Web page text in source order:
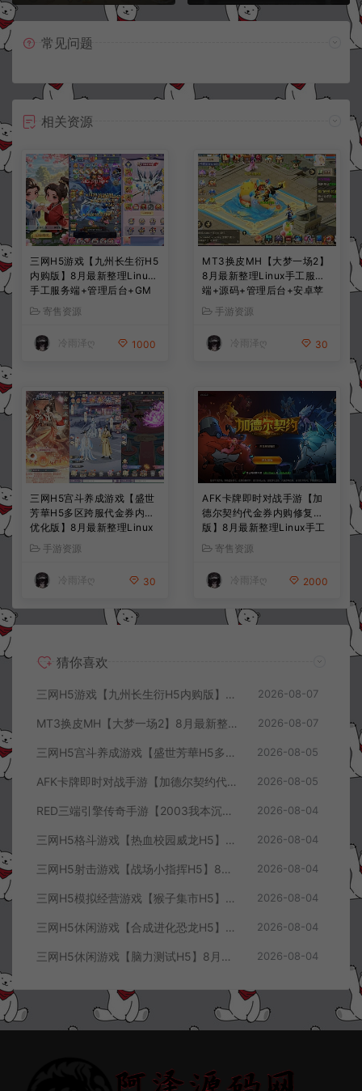
常见问题
相关资源
三网H5游戏【九州长生衍H5
内购版】8月最新整理Linux
手工服务端+管理后台+GM
授权后台+简易安卓客户端
+详细搭建教程+视频教程
寄售资源
冷雨泽ღ 1000
MT3换皮MH【大梦一场2】
8月最新整理Linux手工服务
端+源码+管理后台+安卓苹
果双端+详细搭建教程+视频
教程
手游资源
冷雨泽ღ 30
三网H5宫斗养成游戏【盛世
芳華H5多区跨服代金券内购
优化版】8月最新整理Linux
手工服务端+CDK授权后台
+全资源安卓+详细搭建教程
+视频教程
手游资源
冷雨泽ღ 30
AFK卡牌即时对战手游【加
德尔契约代金券内购修复
版】8月最新整理Linux手工
服务端+前后端全套源码+CD
K授权后台+安卓苹果双端
+详细搭建教程+视频教程
寄售资源
冷雨泽ღ 2000
猜你喜欢
三网H5游戏【九州长生衍H5内购版】8月最新整理Linux手工服务端+管理后台+GM授权后台+简易安卓客户端+详细搭建教程+视频教程 2026-08-07
MT3换皮MH【大梦一场2】8月最新整理Linux手工服务端+源码+管理后台+安卓苹果双端+详细搭建教程+视频教程 2026-08-07
三网H5宫斗养成游戏【盛世芳華H5多区跨服代金券内购优化版】8月最新整理Linux手工服务端+CDK授权后台+全资源安卓+详细搭建教程+视频教程 2026-08-05
AFK卡牌即时对战手游【加德尔契约代金券内购修复版】8月最新整理Linux手工服务端+前后端全套源码+CDK授权后台+安卓苹果双端+详细搭建教程+视频教程 2026-08-05
RED三端引擎传奇手游【2003我本沉默三职业】8月最新整理Win一键服务端+PC安卓+详细搭建教程 2026-08-04
三网H5格斗游戏【热血校园威龙H5】8月最新整理Linux手工服务端+Win一键服务端+解压即玩+简易安卓客户端+详细搭建教程 2026-08-04
三网H5射击游戏【战场小指挥H5】8月最新整理Linux手工服务端+Win一键服务端+解压即玩+简易安卓客户端+详细搭建教程 2026-08-04
三网H5模拟经营游戏【猴子集市H5】8月最新整理Linux手工服务端+Win一键服务端+解压即玩+简易安卓客户端+详细搭建教程 2026-08-04
三网H5休闲游戏【合成进化恐龙H5】8月最新整理Linux手工服务端+Win一键服务端+解压即玩+简易安卓客户端+详细搭建教程 2026-08-04
三网H5休闲游戏【脑力测试H5】8月最新整理Linux手工服务端+Win一键服务端+解压即玩+简易安卓客户端+详细搭建教程 2026-08-04